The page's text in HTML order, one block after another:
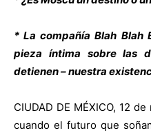
* La compañía Blah Blah
pieza íntima sobre las
detienen – nuestra
CIUDAD DE MÉXICO, 12
cuando el futuro que